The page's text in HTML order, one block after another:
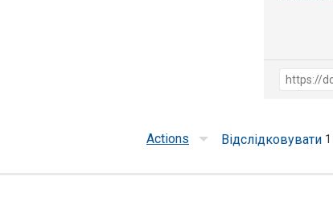
Actions Відслідковувати 1